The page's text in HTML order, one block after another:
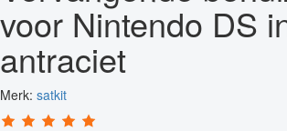
voor Nintendo DS
antraciet
Merk: satkit